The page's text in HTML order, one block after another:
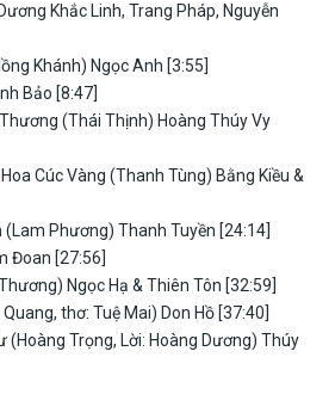
Khắc Linh, Trang Pháp, Nguyễn
Khánh) Ngọc Anh [3:55]
Bảo [8:47]
(Thái Thịnh) Hoàng Thúy Vy
Cúc Vàng (Thanh Tùng) Bằng Kiều &
(Lam Phương) Thanh Tuyền [24:14]
Đoan [27:56]
Ngọc Hạ & Thiên Tôn [32:59]
thơ: Tuệ Mai) Don Hồ [37:40]
(Hoàng Trọng, Lời: Hoàng Dương) Thúy